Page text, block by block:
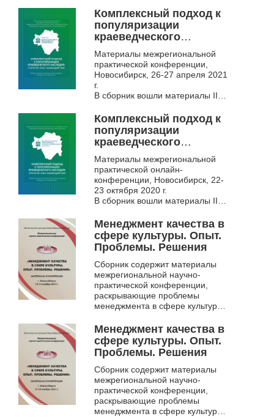
раскрывающие научный и
творческий потенциал, ...
Комплексный подход к
популяризации
краеведческого
наследия: стратегии,
опыт, взаимодействие.
Материалы межрегиональной
практической конференции,
Новосибирск, 26-27 апреля 2021
г.
В сборник вошли материалы III
краеведческой конференции
«Комплексный подход к
популяризации
краеведческого...
Комплексный подход к
популяризации
краеведческого
наследия: стратегии,
опыт, взаимодействие.
Материалы межрегиональной
практической онлайн-
конференции, Новосибирск, 22-
23 октября 2020 г.
В сборник вошли материалы II
краеведческой конференции
«Комплексный подход к
популяризации...
Менеджмент качества в
сфере культуры. Опыт.
Проблемы. Решения
Сборник содержит материалы
межрегиональной научно-
практической конференции,
раскрывающие проблемы
менеджмента в сфере культуры,
и внедрения систем
менеджмента качества, п...
Менеджмент качества в
сфере культуры. Опыт.
Проблемы. Решения
Сборник содержит материалы
межрегиональной научно-
практической конференции,
раскрывающие проблемы
менеджмента в сфере культуры,